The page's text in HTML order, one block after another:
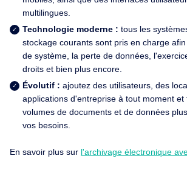
multilingues.
Technologie moderne : tous les
stockage courants sont pris en charge
de système, la perte de données,
droits et bien plus encore.
Évolutif : ajoutez des utilisateurs, des
applications d'entreprise à tout moment et
volumes de documents et de données
vos besoins.
En savoir plus sur l'archivage électronique